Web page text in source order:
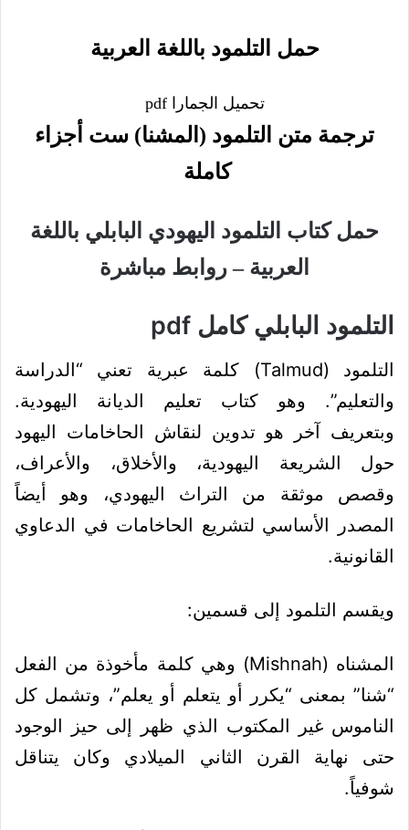
حمل التلمود باللغة العربية
تحميل الجمارا pdf
ترجمة متن التلمود (المشنا) ست أجزاء
كاملة
حمل كتاب التلمود اليهودي البابلي باللغة
العربية – روابط مباشرة
التلمود البابلي كامل pdf
التلمود (Talmud) كلمة عبرية تعني “الدراسة
والتعليم”. وهو كتاب تعليم الديانة اليهودية.
وبتعريف آخر هو تدوين لنقاش الحاخامات اليهود
حول الشريعة اليهودية، والأخلاق، والأعراف،
وقصص موثقة من التراث اليهودي، وهو أيضاً
المصدر الأساسي لتشريع الحاخامات في الدعاوي
القانونية.
ويقسم التلمود إلى قسمين:
المشناه (Mishnah) وهي كلمة مأخوذة من الفعل
“شنا” بمعنى “يكرر أو يتعلم أو يعلم”، وتشمل كل
الناموس غير المكتوب الذي ظهر إلى حيز الوجود
حتى نهاية القرن الثاني الميلادي وكان يتناقل
شوفياً.